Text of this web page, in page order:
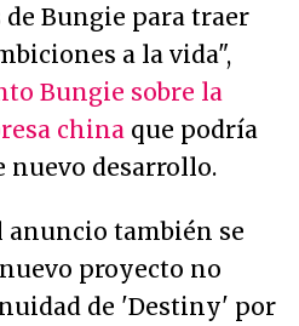
Bungie para traer
a la vida",
Bungie sobre la
china que podría
nuevo desarrollo.
también se
proyecto no
de 'Destiny' por